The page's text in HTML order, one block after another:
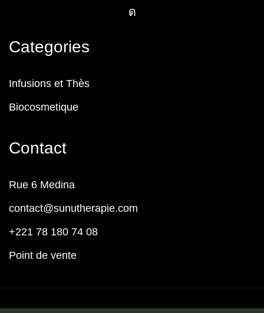
Categories
Infusions et Thès
Biocosmetique
Contact
Rue 6 Medina
contact@sunutherapie.com
+221 78 180 74 08
Point de vente